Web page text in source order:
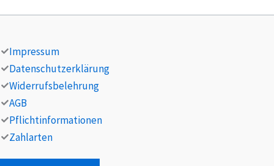
Impressum
Datenschutzerklärung
Widerrufsbelehrung
AGB
Pflichtinformationen
Zahlarten